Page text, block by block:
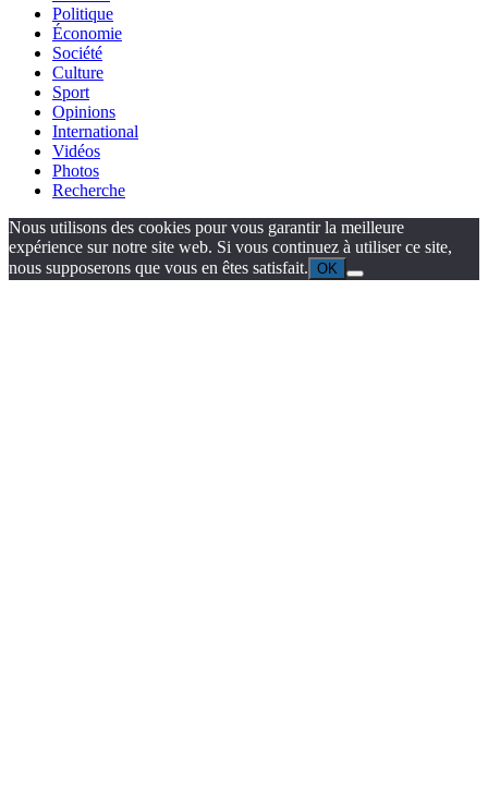
Politique
Économie
Société
Culture
Sport
Opinions
International
Vidéos
Photos
Recherche
Nous utilisons des cookies pour vous garantir la meilleure
expérience sur notre site web. Si vous continuez à utiliser ce site,
nous supposerons que vous en êtes satisfait. OK